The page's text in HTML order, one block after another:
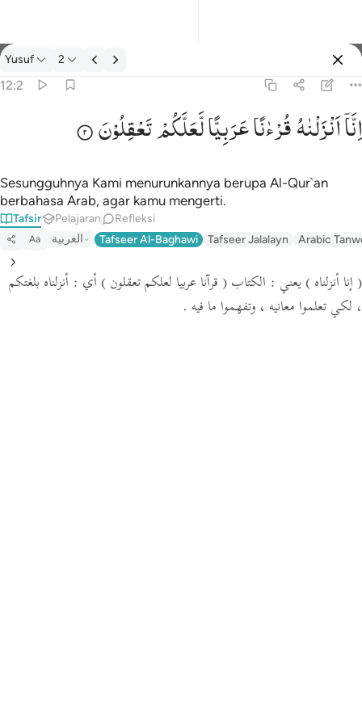
tafsir: Yusuf 12:2
Yusuf 2
12:2
انا انزلناه قرانا عربيا لعلكم تعقلون ٢
إِنَّآ أَنزَلْنَـٰهُ قُرْءَٰنًا عَرَبِيًّۭا لَّعَلَّكُمْ تَعْقِلُونَ ٢
اِنَّاۤاَنْزَلْنٰهُقُرْءٰنًاعَرَبِیًّالَّعَلَّكُمْتَعْقِلُوْنَ
Sesungguhnya Kami menurunkannya berupa Al-Qur`an
berbahasa Arab, agar kamu mengerti.
Tafsir Pelajaran Refleksi
Aa العربية Tafseer Al-Baghawi Tafseer Jalalayn Arabic
( إنا أنزلناه ) يعني : الكتاب ( قرآنا عربيا لعلكم تعقلون ) أي : أنزلناه بلغتكم
، لكي تعلموا معانيه ، وتفهموا ما فيه .